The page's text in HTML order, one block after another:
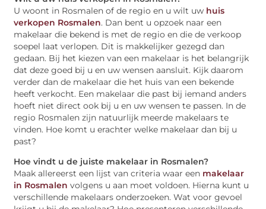
U woont in Rosmalen of de regio en u wilt uw huis
verkopen Rosmalen. Dan bent u opzoek naar een
makelaar die bekend is met de regio en die de verkoop
soepel laat verlopen. Dit is makkelijker gezegd dan
gedaan. Bij het kiezen van een makelaar is het belangrijk
dat deze goed bij u en uw wensen aansluit. Kijk daarom
verder dan de makelaar die het huis van een bekende
heeft verkocht. Een makelaar die past bij iemand anders
hoeft niet direct ook bij u en uw wensen te passen. In de
regio Rosmalen zijn natuurlijk meerde makelaars te
vinden. Hoe komt u erachter welke makelaar dan bij u
past?
Hoe vindt u de juiste makelaar in Rosmalen?
Maak allereerst een lijst van criteria waar een makelaar
in Rosmalen volgens u aan moet voldoen. Hierna kunt u
verschillende makelaars onderzoeken. Wat voor gevoel